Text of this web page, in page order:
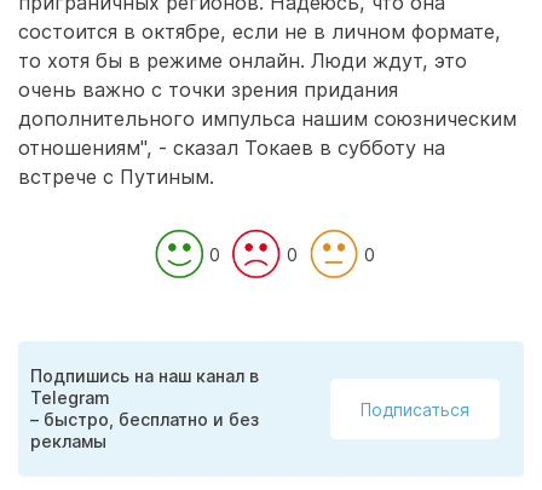
состоится в октябре, если не в личном формате,
то хотя бы в режиме онлайн. Люди ждут, это
очень важно с точки зрения придания
дополнительного импульса нашим союзническим
отношениям", - сказал Токаев в субботу на
встрече с Путиным.
0 0 0
Подпишись на наш канал в
Telegram
– быстро, бесплатно и без
рекламы
Подписаться